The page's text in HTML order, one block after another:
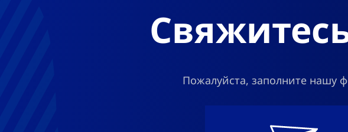
Пожалуйста, заполните нашу